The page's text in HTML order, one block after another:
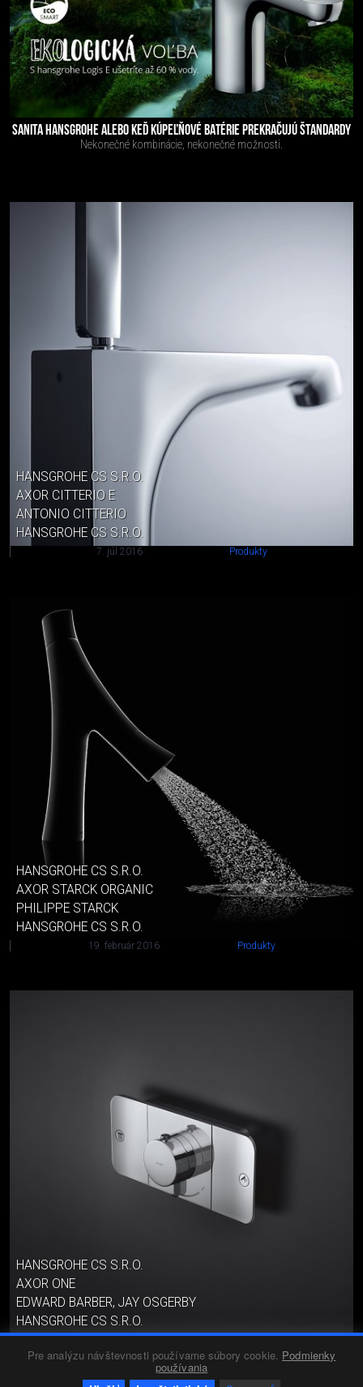
Pre analýzu návštevnosti používame súbory cookie. Podmienky
používania
SANITA HANSGROHE ALEBO KEĎ KÚPEĽŇOVÉ BATÉRIE PREKRAČUJÚ ŠTANDARDY
Nekonečné kombinácie, nekonečné možnosti.
HANSGROHE CS S.R.O.
AXOR CITTERIO E
ANTONIO CITTERIO
HANSGROHE CS S.R.O.
7. júl 2016 Produkty
HANSGROHE CS S.R.O.
AXOR STARCK ORGANIC
PHILIPPE STARCK
HANSGROHE CS S.R.O.
19. február 2016 Produkty
HANSGROHE CS S.R.O.
AXOR ONE
EDWARD BARBER, JAY OSGERBY
HANSGROHE CS S.R.O.